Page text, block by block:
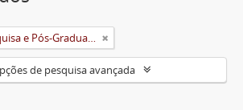
Pró-Reitoria de Pesquisa e Pós-Graduação
de pesquisa avançada